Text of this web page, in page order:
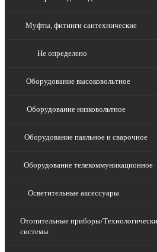
Муфты, фитинги сантехнические
Не определено
Оборудование высоковольтное
Оборудование низковольтное
Оборудование паяльное и сварочное
Оборудование телекоммуникационное
Осветительные аксессуары
Отопительные приборы/
системы